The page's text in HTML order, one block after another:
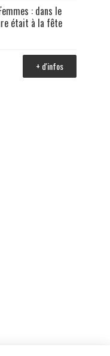
: dans le
était à la fête
+ d'infos